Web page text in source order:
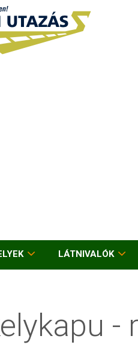
LÁTNIVALÓK
-